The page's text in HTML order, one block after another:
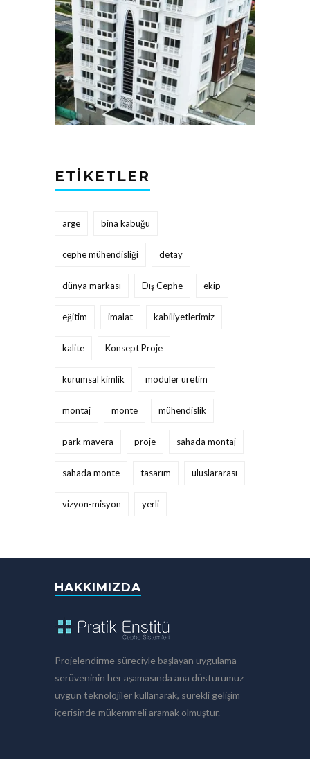
ETIKETLER
arge bina kabuğu
cephe mühendisliği detay
dünya markası Dış Cephe ekip
eğitim imalat kabiliyetlerimiz
kalite Konsept Proje
kurumsal kimlik modüler üretim
montaj monte mühendislik
park mavera proje sahada montaj
sahada monte tasarım uluslararası
vizyon-misyon yerli
HAKKIMIZDA
Projelendirme süreciyle başlayan uygulama
serüveninin her aşamasında ana düsturumuz
uygun teknolojiler kullanarak, sürekli gelişim
içerisinde mükemmeli aramak olmuştur.